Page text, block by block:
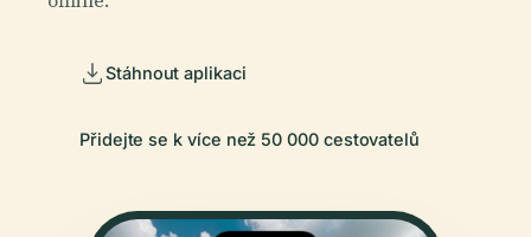
Stáhnout aplikaci
Přidejte se k více než 50 000 cestovatelů